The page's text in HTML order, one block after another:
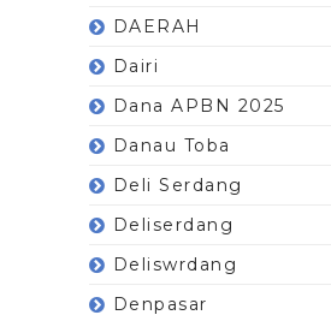
DAERAH
Dairi
Dana APBN 2025
Danau Toba
Deli Serdang
Deliserdang
Deliswrdang
Denpasar